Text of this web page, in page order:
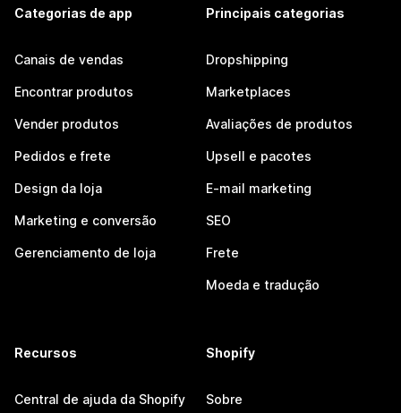
Categorias de app
Canais de vendas
Encontrar produtos
Vender produtos
Pedidos e frete
Design da loja
Marketing e conversão
Gerenciamento de loja
Principais categorias
Dropshipping
Marketplaces
Avaliações de produtos
Upsell e pacotes
E-mail marketing
SEO
Frete
Moeda e tradução
Recursos
Central de ajuda da Shopify
Shopify
Sobre